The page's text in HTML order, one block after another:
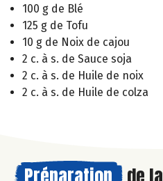
100 g de Blé
125 g de Tofu
10 g de Noix de cajou
2 c. à s. de Sauce soja
2 c. à s. de Huile de noix
2 c. à s. de Huile de colza